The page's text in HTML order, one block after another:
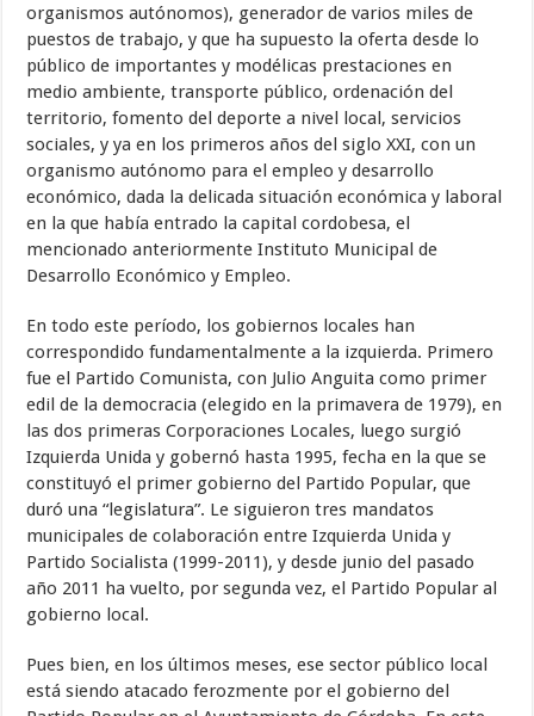
organismos autónomos), generador de varios miles de
puestos de trabajo, y que ha supuesto la oferta desde lo
público de importantes y modélicas prestaciones en
medio ambiente, transporte público, ordenación del
territorio, fomento del deporte a nivel local, servicios
sociales, y ya en los primeros años del siglo XXI, con un
organismo autónomo para el empleo y desarrollo
económico, dada la delicada situación económica y laboral
en la que había entrado la capital cordobesa, el
mencionado anteriormente Instituto Municipal de
Desarrollo Económico y Empleo.
En todo este período, los gobiernos locales han
correspondido fundamentalmente a la izquierda. Primero
fue el Partido Comunista, con Julio Anguita como primer
edil de la democracia (elegido en la primavera de 1979), en
las dos primeras Corporaciones Locales, luego surgió
Izquierda Unida y gobernó hasta 1995, fecha en la que se
constituyó el primer gobierno del Partido Popular, que
duró una “legislatura”. Le siguieron tres mandatos
municipales de colaboración entre Izquierda Unida y
Partido Socialista (1999-2011), y desde junio del pasado
año 2011 ha vuelto, por segunda vez, el Partido Popular al
gobierno local.
Pues bien, en los últimos meses, ese sector público local
está siendo atacado ferozmente por el gobierno del